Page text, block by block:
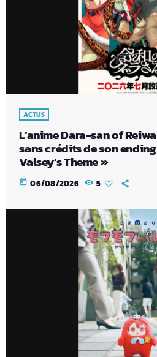
ACTUS
L’anime Dara-san of
sans crédits de son
Valsey’s Theme »
today 06/08/2026 5